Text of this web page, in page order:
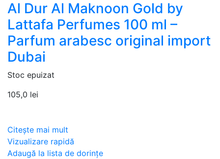
Al Dur Al Maknoon Gold by
Lattafa Perfumes 100 ml –
Parfum arabesc original import
Dubai
Stoc epuizat
105,0 lei
Citește mai mult
Vizualizare rapidă
Adaugă la lista de dorințe